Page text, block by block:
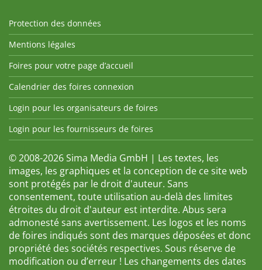
Protection des données
Mentions légales
Foires pour votre page d’accueil
Calendrier des foires connexion
Login pour les organisateurs de foires
Login pour les fournisseurs de foires
© 2008-2026 Sima Media GmbH | Les textes, les
images, les graphiques et la conception de ce site web
sont protégés par le droit d'auteur. Sans
consentement, toute utilisation au-delà des limites
étroites du droit d'auteur est interdite. Abus sera
admonesté sans avertissement. Les logos et les noms
de foires indiqués sont des marques déposées et donc
propriété des sociétés respectives. Sous réserve de
modification ou d’erreur ! Les changements des dates